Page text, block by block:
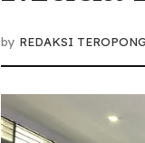
by REDAKSI TEROPONG